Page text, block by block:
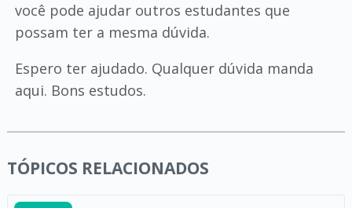
você pode ajudar outros estudantes que
possam ter a mesma dúvida.
Espero ter ajudado. Qualquer dúvida manda
aqui. Bons estudos.
TÓPICOS RELACIONADOS